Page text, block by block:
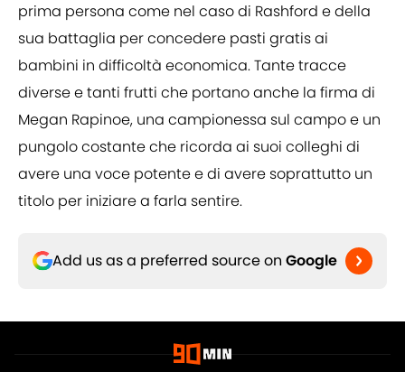
prima persona come nel caso di Rashford e della
sua battaglia per concedere pasti gratis ai
bambini in difficoltà economica. Tante tracce
diverse e tanti frutti che portano anche la firma di
Megan Rapinoe, una campionessa sul campo e un
pungolo costante che ricorda ai suoi colleghi di
avere una voce potente e di avere soprattutto un
titolo per iniziare a farla sentire.
Add us as a preferred source on Google